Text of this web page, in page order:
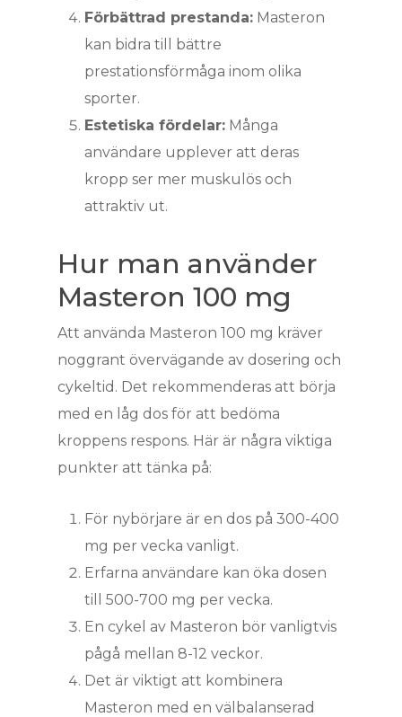
Förbättrad prestanda: Masteron
kan bidra till bättre
prestationsförmåga inom olika
sporter.
Estetiska fördelar: Många
användare upplever att deras
kropp ser mer muskulös och
attraktiv ut.
Hur man använder
Masteron 100 mg
Att använda Masteron 100 mg kräver
noggrant övervägande av dosering och
cykeltid. Det rekommenderas att börja
med en låg dos för att bedöma
kroppens respons. Här är några viktiga
punkter att tänka på:
För nybörjare är en dos på 300-400
mg per vecka vanligt.
Erfarna användare kan öka dosen
till 500-700 mg per vecka.
En cykel av Masteron bör vanligtvis
pågå mellan 8-12 veckor.
Det är viktigt att kombinera
Masteron med en välbalanserad